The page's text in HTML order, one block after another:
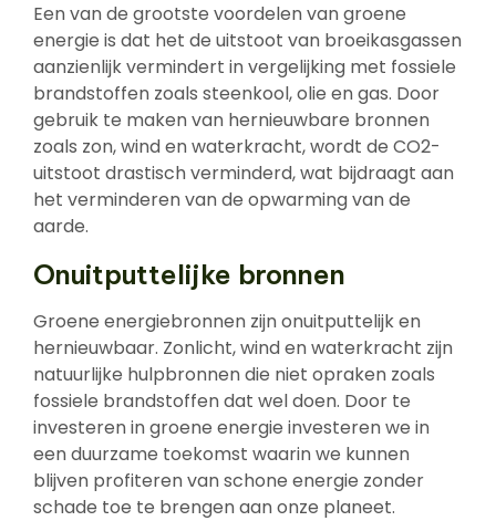
Een van de grootste voordelen van groene
energie is dat het de uitstoot van broeikasgassen
aanzienlijk vermindert in vergelijking met fossiele
brandstoffen zoals steenkool, olie en gas. Door
gebruik te maken van hernieuwbare bronnen
zoals zon, wind en waterkracht, wordt de CO2-
uitstoot drastisch verminderd, wat bijdraagt aan
het verminderen van de opwarming van de
aarde.
Onuitputtelijke bronnen
Groene energiebronnen zijn onuitputtelijk en
hernieuwbaar. Zonlicht, wind en waterkracht zijn
natuurlijke hulpbronnen die niet opraken zoals
fossiele brandstoffen dat wel doen. Door te
investeren in groene energie investeren we in
een duurzame toekomst waarin we kunnen
blijven profiteren van schone energie zonder
schade toe te brengen aan onze planeet.